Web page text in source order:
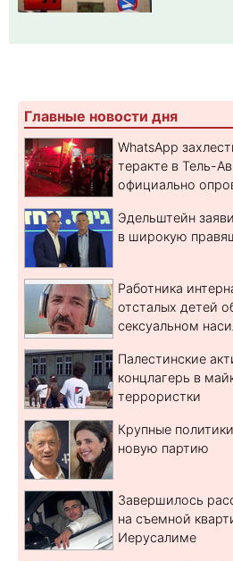
Главные новости дня
WhatsApp
теракте в Тель-
официально
Эдельштейн
в широкую
Работника
отсталых детей
сексуальном
Палестинские
концлагерь в
террористки
Крупные
новую партию
Завершилось
на съемной
Иерусалиме